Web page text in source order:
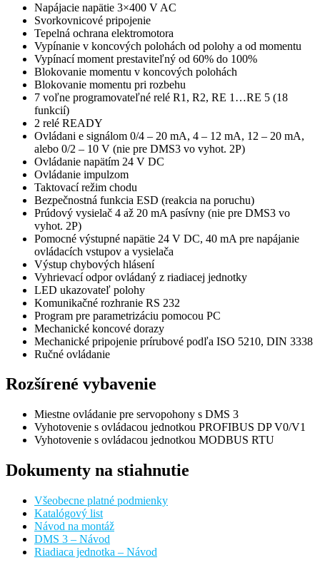
Napájacie napätie 3×400 V AC
Svorkovnicové pripojenie
Tepelná ochrana elektromotora
Vypínanie v koncových polohách od polohy a od momentu
Vypínací moment prestaviteľný od 60% do 100%
Blokovanie momentu v koncových polohách
Blokovanie momentu pri rozbehu
7 voľne programovateľné relé R1, R2, RE 1…RE 5 (18
funkcií)
2 relé READY
Ovládani e signálom 0/4 – 20 mA, 4 – 12 mA, 12 – 20 mA,
alebo 0/2 – 10 V (nie pre DMS3 vo vyhot. 2P)
Ovládanie napätím 24 V DC
Ovládanie impulzom
Taktovací režim chodu
Bezpečnostná funkcia ESD (reakcia na poruchu)
Prúdový vysielač 4 až 20 mA pasívny (nie pre DMS3 vo
vyhot. 2P)
Pomocné výstupné napätie 24 V DC, 40 mA pre napájanie
ovládacích vstupov a vysielača
Výstup chybových hlásení
Vyhrievací odpor ovládaný z riadiacej jednotky
LED ukazovateľ polohy
Komunikačné rozhranie RS 232
Program pre parametrizáciu pomocou PC
Mechanické koncové dorazy
Mechanické pripojenie prírubové podľa ISO 5210, DIN 3338
Ručné ovládanie
Rozšírené vybavenie
Miestne ovládanie pre servopohony s DMS 3
Vyhotovenie s ovládacou jednotkou PROFIBUS DP V0/V1
Vyhotovenie s ovládacou jednotkou MODBUS RTU
Dokumenty na stiahnutie
Všeobecne platné podmienky
Katalógový list
Návod na montáž
DMS 3 – Návod
Riadiaca jednotka – Návod